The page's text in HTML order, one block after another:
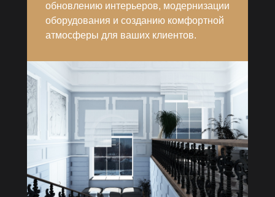
обновлению интерьеров, модернизации
оборудования и созданию комфортной
атмосферы для ваших клиентов.